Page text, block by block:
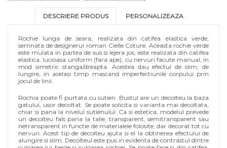
DESCRIERE PRODUS PERSONALIZEAZA
Rochie lunga de seara, realizata din catifea elastica verde,
semnata de designerul roman Cielle Coture. Aceasta rochie verde
este mulata in partea de sus si lejera jos, este realizata din catifea
elastica, lucioasa uniform (fara ape), cu nervuri facute manual, in
mod simetric stanga/dreapta. Acestea dau efectul de slim, de
lungire, in acelasi timp mascand imperfectiunile corpului prin
jocul de linii.
Rochia poate fi purtata cu sutien. Bustul are un decolteu la baza
gatului, usor decoltat. Se poate solicita si varianta mai decoltata,
chiar si pana la nivelul sutienului. Ca si estetica, modelul prevede
un decolteu fals pana la talie, transparent, semitransparent sau
netransparent in functie de materialele folosite, dar decorat tot cu
nervuri. Acest tip de decolteu ajuta si el la obtinerea efectului de
alungire si slim. Decolteul este pus in evidenta de contrastul dintre